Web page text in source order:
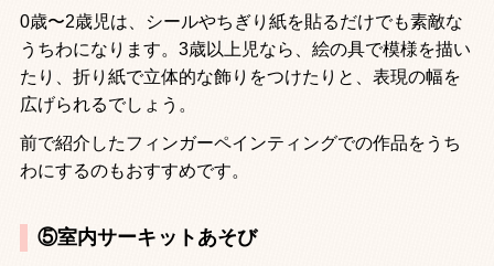
0歳〜2歳児は、シールやちぎり紙を貼るだけでも素敵な
うちわになります。3歳以上児なら、絵の具で模様を描い
たり、折り紙で立体的な飾りをつけたりと、表現の幅を
広げられるでしょう。
前で紹介したフィンガーペインティングでの作品をうち
わにするのもおすすめです。
⑤室内サーキットあそび